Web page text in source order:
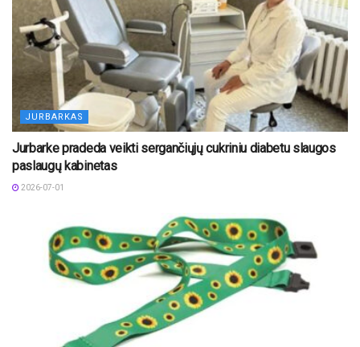
JURBARKAS
Jurbarke pradeda veikti sergančiųjų cukriniu diabetu slaugos
paslaugų kabinetas
2026-07-01